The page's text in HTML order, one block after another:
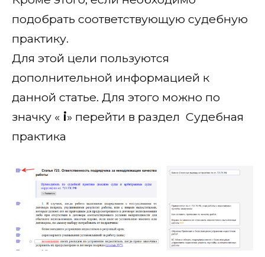
подобрать соответствующую судебную
практику.
Для этой цели пользуются
дополнительной информацией к
данной статье. Для этого можно по
значку « i» перейти в раздел Судебная
практика